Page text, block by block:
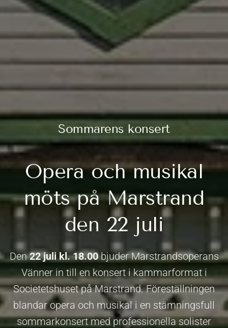
Sommarens konsert
Opera och musikal
möts på Marstrand
den 22 juli
Den22 juli kl. 18.00bjuder Marstrandsoperans
Vänner in till en konsert i kammarformat i
Societetshuset på Marstrand. Föreställningen
blandar opera och musikal i en stämningsfull
sommarkonsert med professionella solister